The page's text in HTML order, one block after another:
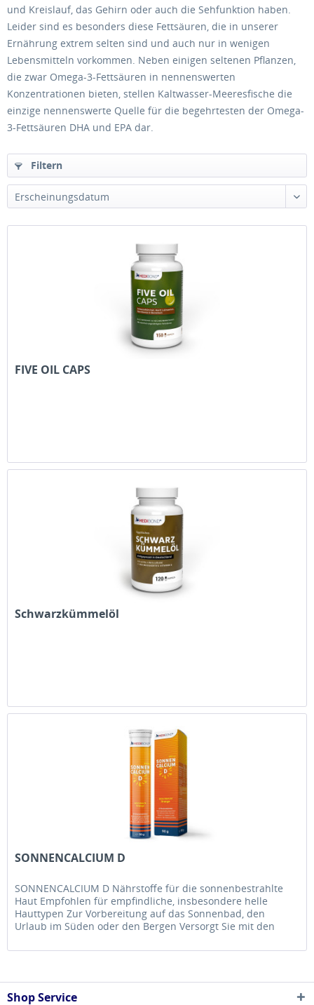
und Kreislauf, das Gehirn oder auch die Sehfunktion haben.
Leider sind es besonders diese Fettsäuren, die in unserer
Ernährung extrem selten sind und auch nur in wenigen
Lebensmitteln vorkommen. Neben einigen seltenen Pflanzen,
die zwar Omega-3-Fettsäuren in nennenswerten
Konzentrationen bieten, stellen Kaltwasser-Meeresfische die
einzige nennenswerte Quelle für die begehrtesten der Omega-
3-Fettsäuren DHA und EPA dar.
Filtern
FIVE OIL CAPS
Schwarzkümmelöl
SONNENCALCIUM D
SONNENCALCIUM D Nährstoffe für die sonnenbestrahlte
Haut Empfohlen für empfindliche, insbesondere helle
Hauttypen Zur Vorbereitung auf das Sonnenbad, den
Urlaub im Süden oder den Bergen Versorgt Sie mit den
Shop Service